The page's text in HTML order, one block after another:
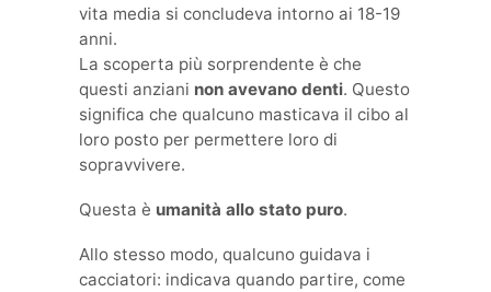
vita media si concludeva intorno ai 18-19
anni.
La scoperta più sorprendente è che
questi anziani non avevano denti. Questo
significa che qualcuno masticava il cibo al
loro posto per permettere loro di
sopravvivere.
Questa è umanità allo stato puro.
Allo stesso modo, qualcuno guidava i
cacciatori: indicava quando partire, come